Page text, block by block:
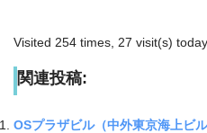
Visited 254 times, 27 visit(s) today
関連投稿:
OSプラザビル（中外東京海上ビル